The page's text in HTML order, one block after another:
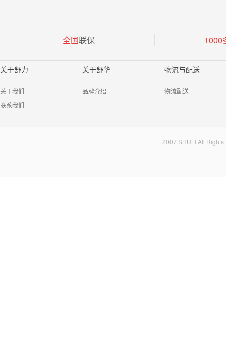
全国联保 1000
关于舒力
关于我们
联系我们
关于舒华
品牌介绍
物流与配送
物流配送
2007 SHULI All Rights